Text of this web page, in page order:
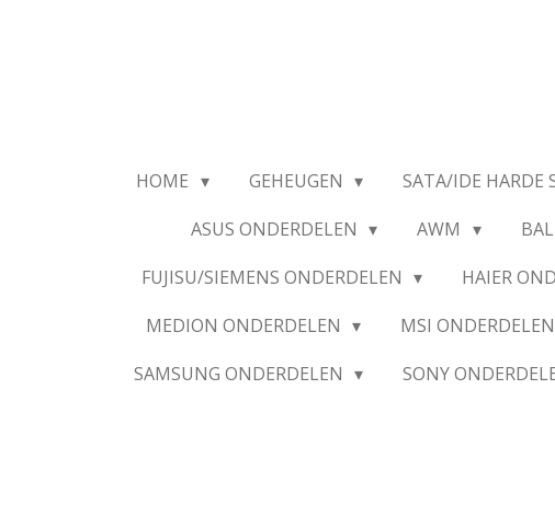
HOME GEHEUGEN SATA/IDE HARDE
ASUS ONDERDELEN
AWM
FUJISU/SIEMENS ONDERDELEN
HAIER
MEDION ONDERDELEN
MSI ONDERDELEN
SAMSUNG ONDERDELEN
SONY